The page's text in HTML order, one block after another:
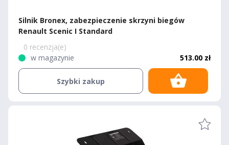
Silnik Bronex, zabezpieczenie skrzyni biegów
Renault Scenic I Standard
0 recenzja(e)
w magazynie
513.00 zł
Szybki zakup